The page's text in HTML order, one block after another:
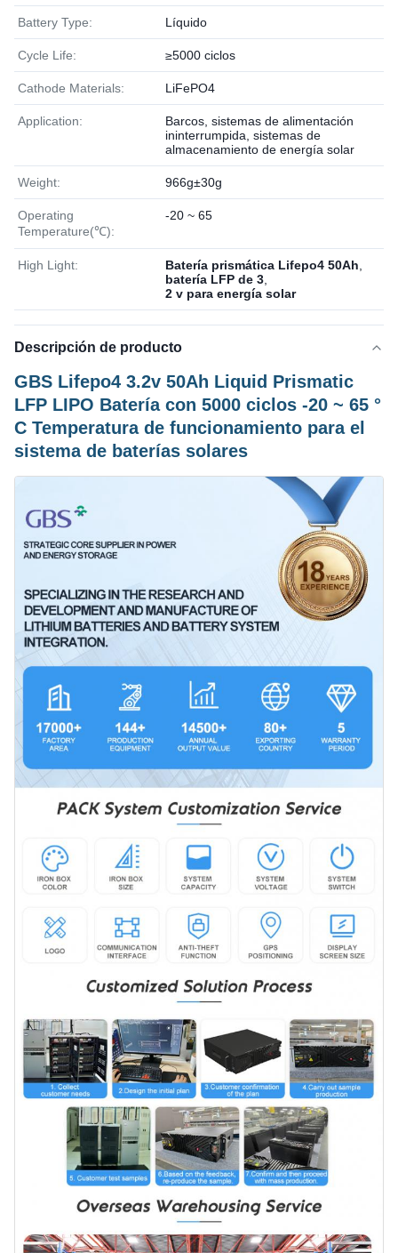
Battery Type: Líquido
Cycle Life: ≥5000 ciclos
Cathode Materials: LiFePO4
Application:
Barcos, sistemas de alimentación
ininterrumpida, sistemas de
almacenamiento de energía solar
Weight: 966g±30g
Operating
Temperature(℃):
-20 ~ 65
High Light: Batería prismática Lifepo4 50Ah
batería LFP de 3
2 v para energía solar
Descripción de producto
GBS Lifepo4 3.2v 50Ah Liquid Prismatic
LFP LIPO Batería con 5000 ciclos -20 ~ 65 °
C Temperatura de funcionamiento para el
sistema de baterías solares